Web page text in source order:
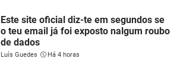
Este site oficial diz-te em segundos se
o teu email já foi exposto nalgum roubo
de dados
Luís Guedes Há 4 horas